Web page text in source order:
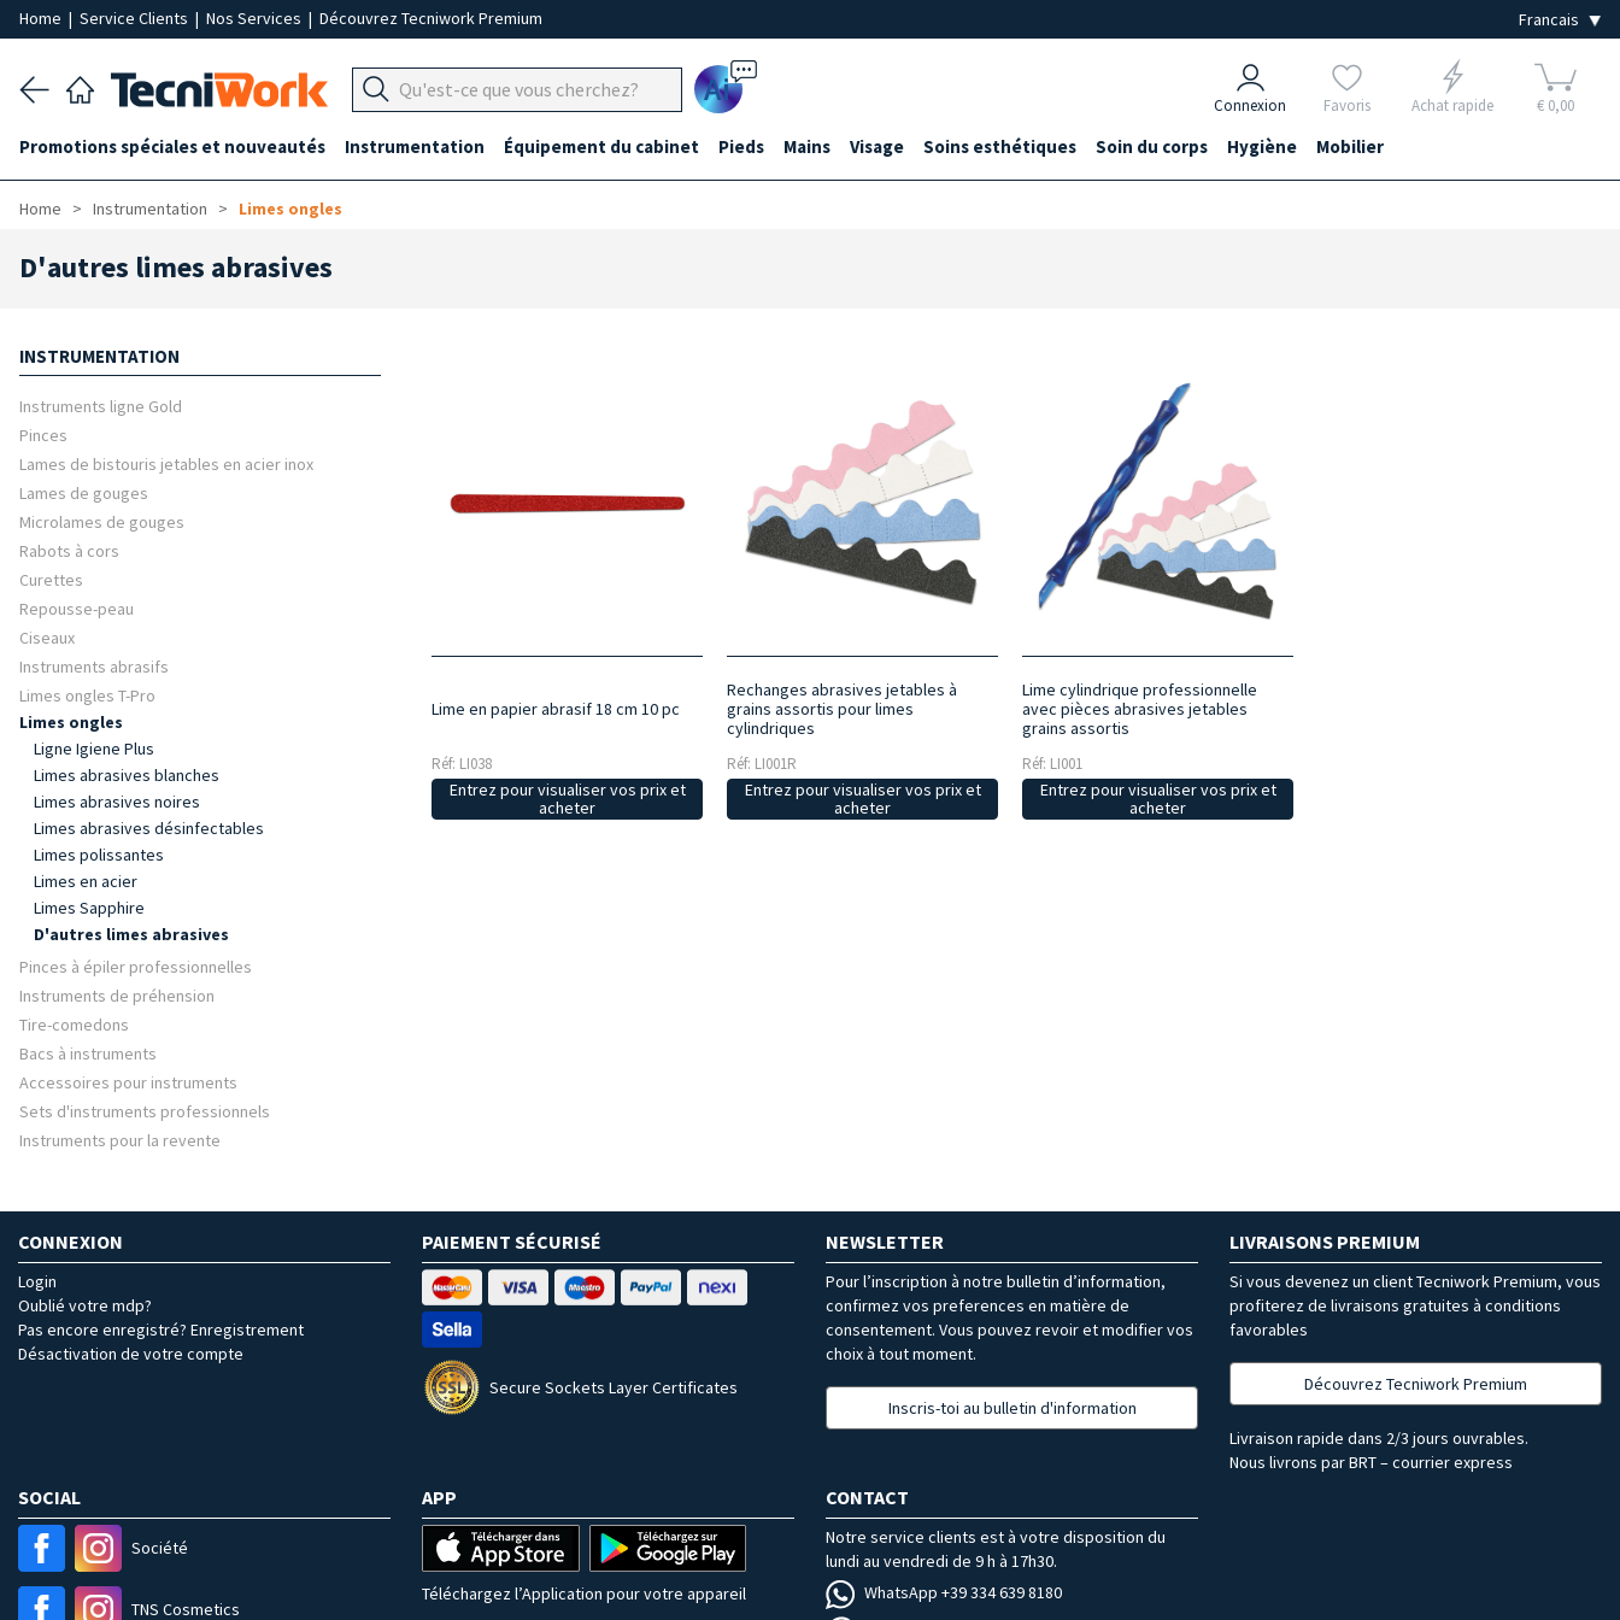
Home | Service Clients | Nos Services | Découvrez Tecniwork Premium
Ai Connexion Favoris Achat rapide € 0,00
Promotions spéciales et nouveautés Instrumentation Équipement du cabinet Pieds Mains Visage Soins esthétiques Soin du corps Hygiène Mobilier
Home Instrumentation Limes ongles
D'autres limes abrasives
INSTRUMENTATION
Instruments ligne Gold
Pinces
Lames de bistouris jetables en acier inox
Lames de gouges
Microlames de gouges
Rabots à cors
Curettes
Repousse-peau
Ciseaux
Instruments abrasifs
Limes ongles T-Pro
Limes ongles
Ligne Igiene Plus
Limes abrasives blanches
Limes abrasives noires
Limes abrasives désinfectables
Limes polissantes
Limes en acier
Limes Sapphire
D'autres limes abrasives
Pinces à épiler professionnelles
Instruments de préhension
Tire-comedons
Bacs à instruments
Accessoires pour instruments
Sets d'instruments professionnels
Instruments pour la revente
Lime en papier abrasif 18 cm 10 pc
Réf: LI038
Entrez pour visualiser vos prix et
acheter
Rechanges abrasives jetables à
grains assortis pour limes
cylindriques
Réf: LI001R
Entrez pour visualiser vos prix et
acheter
Lime cylindrique professionnelle
avec pièces abrasives jetables
grains assortis
Réf: LI001
Entrez pour visualiser vos prix et
acheter
CONNEXION
Login
Oublié votre mdp?
Pas encore enregistré? Enregistrement
Désactivation de votre compte
PAIEMENT SÉCURISÉ
Secure Sockets Layer Certificates
NEWSLETTER
Pour l’inscription à notre bulletin d’information,
confirmez vos preferences en matière de
consentement. Vous pouvez revoir et modifier vos
choix à tout moment.
Inscris-toi au bulletin d'information
LIVRAISONS PREMIUM
Si vous devenez un client Tecniwork Premium, vous
profiterez de livraisons gratuites à conditions
favorables
Découvrez Tecniwork Premium
Livraison rapide dans 2/3 jours ouvrables.
Nous livrons par BRT – courrier express
SOCIAL
Société
TNS Cosmetics
APP
Téléchargez l’Application pour votre appareil
CONTACT
Notre service clients est à votre disposition du
lundi au vendredi de 9 h à 17h30.
WhatsApp +39 334 639 8180